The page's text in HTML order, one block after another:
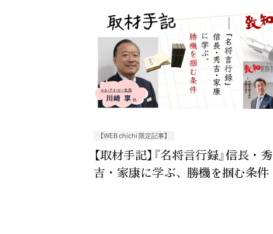
【WEB chichi 限定記事】
【取材手記】『名将言行録』信長・秀
吉・家康に学ぶ、勝機を掴む条件